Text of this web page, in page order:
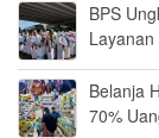
BPS
Belanja
70%